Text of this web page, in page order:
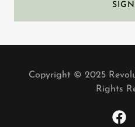
Copyright © 2025
Rights